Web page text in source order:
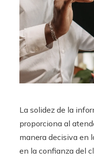
La solidez de la
proporciona al
manera decisiva en
en la confianza del